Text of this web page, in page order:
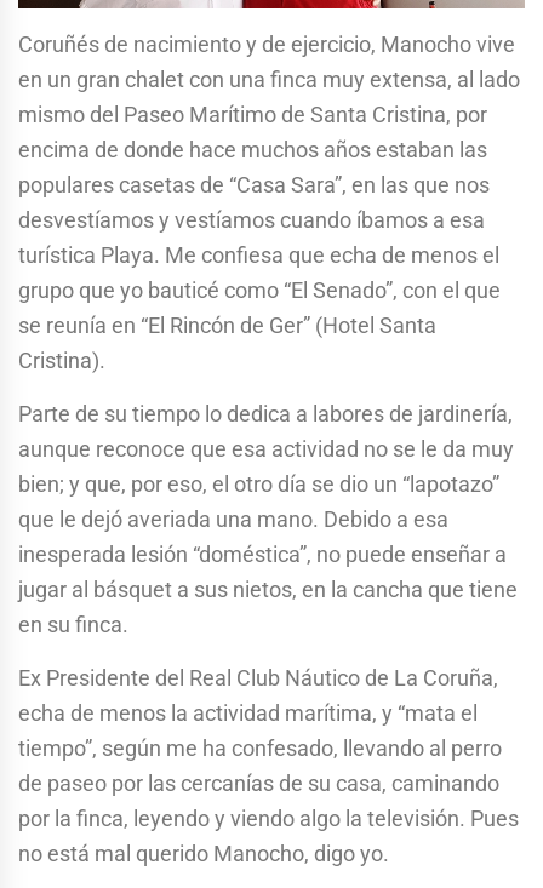
Coruñés de nacimiento y de ejercicio, Manocho vive
en un gran chalet con una finca muy extensa, al lado
mismo del Paseo Marítimo de Santa Cristina, por
encima de donde hace muchos años estaban las
populares casetas de “Casa Sara”, en las que nos
desvestíamos y vestíamos cuando íbamos a esa
turística Playa. Me confiesa que echa de menos el
grupo que yo bauticé como “El Senado”, con el que
se reunía en “El Rincón de Ger” (Hotel Santa
Cristina).
Parte de su tiempo lo dedica a labores de jardinería,
aunque reconoce que esa actividad no se le da muy
bien; y que, por eso, el otro día se dio un “lapotazo”
que le dejó averiada una mano. Debido a esa
inesperada lesión “doméstica”, no puede enseñar a
jugar al básquet a sus nietos, en la cancha que tiene
en su finca.
Ex Presidente del Real Club Náutico de La Coruña,
echa de menos la actividad marítima, y “mata el
tiempo”, según me ha confesado, llevando al perro
de paseo por las cercanías de su casa, caminando
por la finca, leyendo y viendo algo la televisión. Pues
no está mal querido Manocho, digo yo.